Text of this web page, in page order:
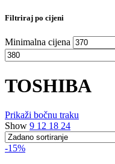
Filtriraj po cijeni
Minimalna cijena
TOSHIBA
Prikaži bočnu traku
Show 9 12 18 24
-15%